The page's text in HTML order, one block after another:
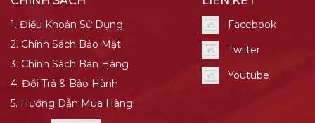
1. Điều Khoản Sử Dụng
2. Chính Sách Bảo Mật
3. Chính Sách Bán Hàng
4. Đổi Trả & Bảo Hành
5. Hướng Dẫn Mua Hàng
Facebook
Twiiter
Youtube